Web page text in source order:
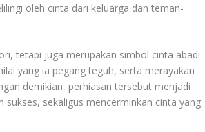
oleh cinta dari keluarga dan teman-
tetapi juga merupakan simbol cinta abadi
yang ia pegang teguh, serta merayakan
demikian, perhiasan tersebut menjadi
sekaligus mencerminkan cinta yang